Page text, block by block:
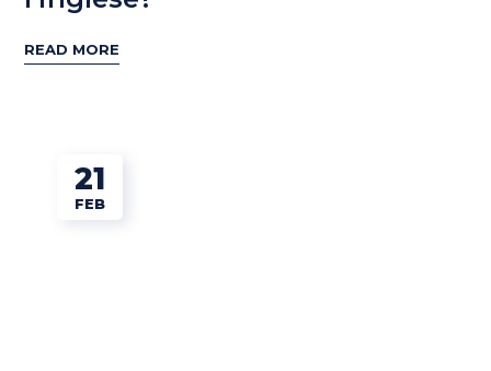
READ MORE
21
FEB